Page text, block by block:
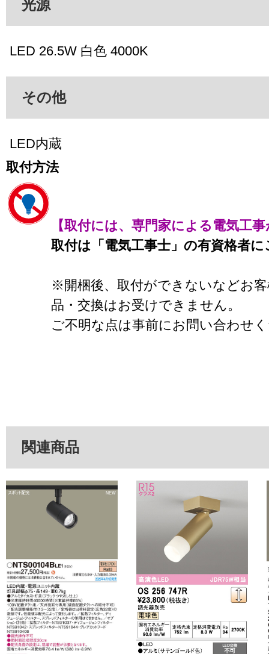
光源
LED 26.5W 白色 4000K
その他
LED内蔵
取付方法
【取付には、専門家による電気工
取付は「電気工事士」の有資格者
※開梱後、取付ができないなどお
品・交換はお受けできません。
ご不明な点は事前にお問い合わせ
関連商品